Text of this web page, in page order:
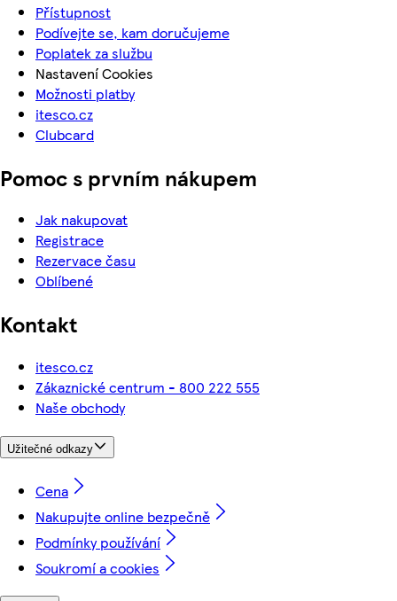
Přístupnost
Podívejte se, kam doručujeme
Poplatek za službu
Nastavení Cookies
Možnosti platby
itesco.cz
Clubcard
Pomoc s prvním nákupem
Jak nakupovat
Registrace
Rezervace času
Oblíbené
Kontakt
itesco.cz
Zákaznické centrum - 800 222 555
Naše obchody
Užitečné odkazy
Cena
Nakupujte online bezpečně
Podmínky používání
Soukromí a cookies